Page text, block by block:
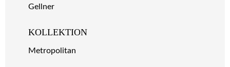
Gellner
KOLLEKTION
Metropolitan